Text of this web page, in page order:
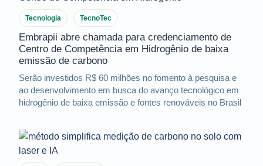
Tecnologia TecnoTec
Embrapii abre chamada para credenciamento de
Centro de Competência em Hidrogênio de baixa
emissão de carbono
Serão investidos R$ 60 milhões no fomento à pesquisa e
ao desenvolvimento em busca do avanço tecnológico em
hidrogênio de baixa emissão e fontes renováveis no Brasil